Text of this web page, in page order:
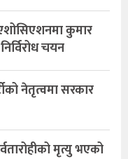
कुमार
चयन
नेतृत्वमा सरकार
मृत्यु भएको